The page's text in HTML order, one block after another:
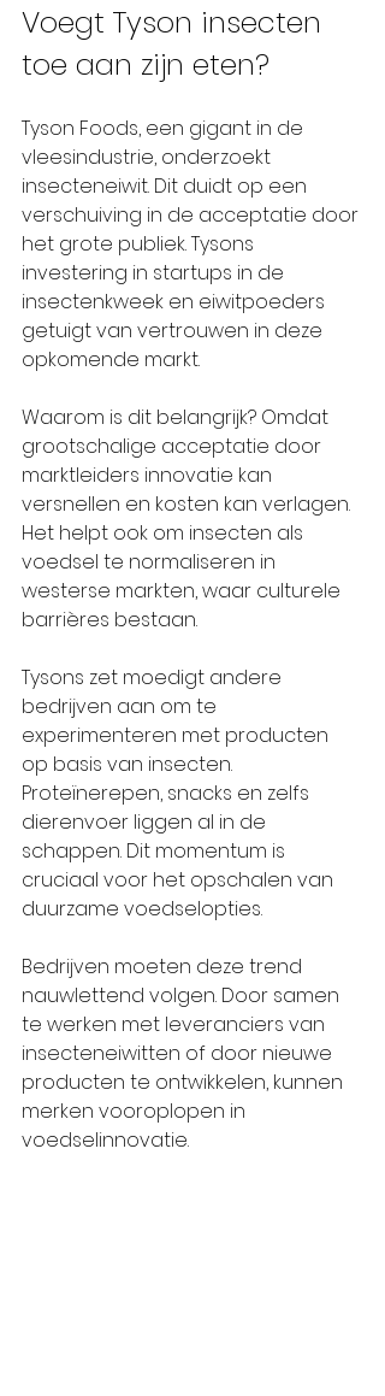
Voegt Tyson insecten
toe aan zijn eten?
Tyson Foods, een gigant in de
vleesindustrie, onderzoekt
insecteneiwit. Dit duidt op een
verschuiving in de acceptatie door
het grote publiek. Tysons
investering in startups in de
insectenkweek en eiwitpoeders
getuigt van vertrouwen in deze
opkomende markt.
Waarom is dit belangrijk? Omdat
grootschalige acceptatie door
marktleiders innovatie kan
versnellen en kosten kan verlagen.
Het helpt ook om insecten als
voedsel te normaliseren in
westerse markten, waar culturele
barrières bestaan.
Tysons zet moedigt andere
bedrijven aan om te
experimenteren met producten
op basis van insecten.
Proteïnerepen, snacks en zelfs
dierenvoer liggen al in de
schappen. Dit momentum is
cruciaal voor het opschalen van
duurzame voedselopties.
Bedrijven moeten deze trend
nauwlettend volgen. Door samen
te werken met leveranciers van
insecteneiwitten of door nieuwe
producten te ontwikkelen, kunnen
merken vooroplopen in
voedselinnovatie.